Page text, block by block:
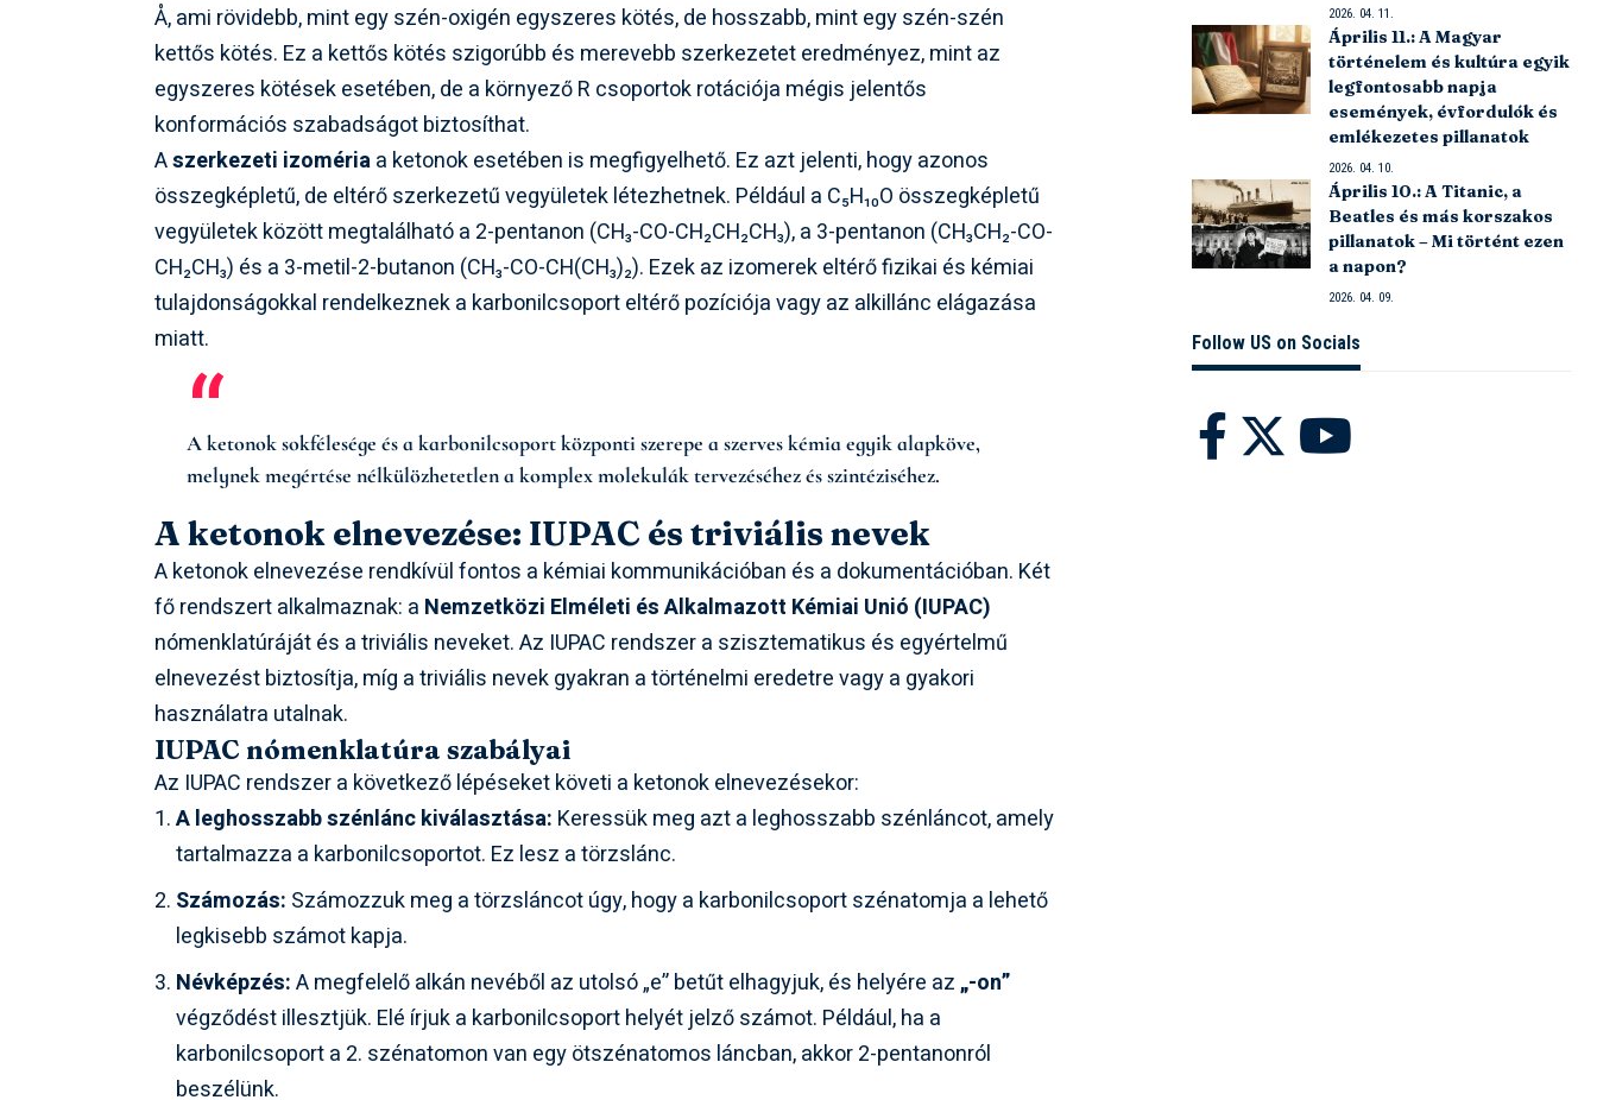
Å, ami rövidebb, mint egy szén-oxigén egyszeres kötés, de hosszabb, mint egy szén-szén
kettős kötés. Ez a kettős kötés szigorúbb és merevebb szerkezetet eredményez, mint az
egyszeres kötések esetében, de a környező R csoportok rotációja mégis jelentős
konformációs szabadságot biztosíthat.
Aszerkezeti izomériaa ketonok esetében is megfigyelhető. Ez azt jelenti, hogy azonos
összegképletű, de eltérő szerkezetű vegyületek létezhetnek. Például a C₅H₁₀O összegképletű
vegyületek között megtalálható a 2-pentanon (CH₃-CO-CH₂CH₂CH₃), a 3-pentanon (CH₃CH₂-CO-
CH₂CH₃) és a 3-metil-2-butanon (CH₃-CO-CH(CH₃)₂). Ezek az izomerek eltérő fizikai és kémiai
tulajdonságokkal rendelkeznek a karbonilcsoport eltérő pozíciója vagy az alkillánc elágazása
miatt.
A ketonok sokfélesége és a karbonilcsoport központi szerepe a szerves kémia egyik alapköve,
melynek megértése nélkülözhetetlen a komplex molekulák tervezéséhez és szintéziséhez.
A ketonok elnevezése: IUPAC és triviális nevek
A ketonok elnevezése rendkívül fontos a kémiai kommunikációban és a dokumentációban. Két
fő rendszert alkalmaznak: a Nemzetközi Elméleti és Alkalmazott Kémiai Unió (IUPAC)
nómenklatúráját és a triviális neveket. Az IUPAC rendszer a szisztematikus és egyértelmű
elnevezést biztosítja, míg a triviális nevek gyakran a történelmi eredetre vagy a gyakori
használatra utalnak.
IUPAC nómenklatúra szabályai
Az IUPAC rendszer a következő lépéseket követi a ketonok elnevezésekor:
A leghosszabb szénlánc kiválasztása: Keressük meg azt a leghosszabb szénláncot, amely
tartalmazza a karbonilcsoportot. Ez lesz a törzslánc.
Számozás: Számozzuk meg a törzsláncot úgy, hogy a karbonilcsoport szénatomja a lehető
legkisebb számot kapja.
Névképzés:A megfelelő alkán nevéből az utolsó „e” betűt elhagyjuk, és helyére az„-on”
végződést illesztjük. Elé írjuk a karbonilcsoport helyét jelző számot. Például, ha a
karbonilcsoport a 2. szénatomon van egy ötszénatomos láncban, akkor 2-pentanonról
beszélünk.
2026. 04. 11.
Április 11.: A Magyar
történelem és kultúra egyik
legfontosabb napja
események, évfordulók és
emlékezetes pillanatok
2026. 04. 10.
Április 10.: A Titanic, a
Beatles és más korszakos
pillanatok – Mi történt ezen
a napon?
2026. 04. 09.
Follow US on Socials